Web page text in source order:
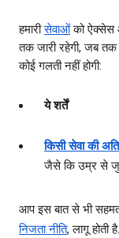
हमारीसेवाओंको ऐक्सेस
तक जारी रहेगी, जब
कोई गलती नहीं होगी:
ये शर्तें
किसी सेवा की
जैसे कि उम्र से
आप इस बात से भी सहमत
निजता नीति, लागू होती